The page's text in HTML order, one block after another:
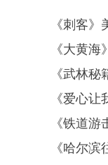
《刺客
《大黄
《武林
《爱心
《铁道
《哈尔